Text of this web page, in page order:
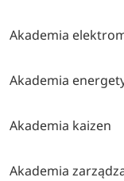
Akademia
Akademia
Akademia kaizen
Akademia